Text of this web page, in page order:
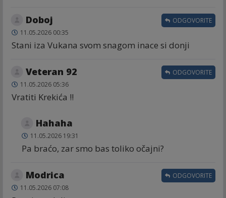
Doboj
11.05.2026 00:35
Stani iza Vukana svom snagom inace si donji
ODGOVORITE
Veteran 92
11.05.2026 05:36
Vratiti Krekića !!
ODGOVORITE
Hahaha
11.05.2026 19:31
Pa braćo, zar smo bas toliko očajni?
Modrica
11.05.2026 07:08
ODGOVORITE